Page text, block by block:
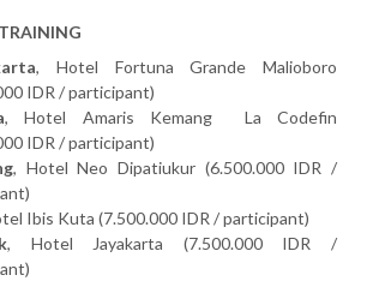
, Hotel Fortuna Grande Malioboro
IDR / participant)
, Hotel Amaris Kemang La Codefin
IDR / participant)
, Hotel Neo Dipatiukur (6.500.000 IDR /
Ibis Kuta (7.500.000 IDR / participant)
, Hotel Jayakarta (7.500.000 IDR /